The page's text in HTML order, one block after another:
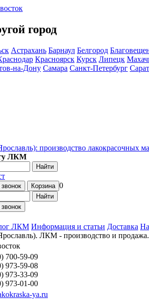
город
Астрахань Барнаул Белгород
Красноярск Курск Липецк
на-Дону Самара Санкт-Петербург
ЛКМ
Найти
Корзина 0
Найти
ЛКМ Информация и статьи Доставка
700-59-09
973-59-08
973-33-09
973-01-00
ya.ru